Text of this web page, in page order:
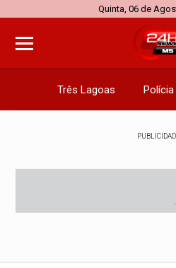
Quinta, 06 de
Três Lagoas Polícia